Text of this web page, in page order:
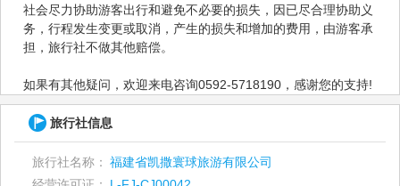
社会尽力协助游客出行和避免不必要的损失，因已尽合理协助义
务，行程发生变更或取消，产生的损失和增加的费用，由游客承
担，旅行社不做其他赔偿。
如果有其他疑问，欢迎来电咨询0592-5718190，感谢您的支持!
旅行社信息
旅行社名称： 福建省凯撒寰球旅游有限公司